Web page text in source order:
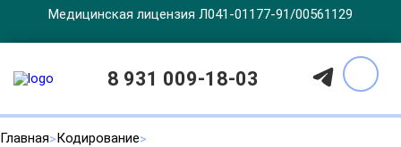
Медицинская лицензия Л041-01177-91/00561129
8 931 009-18-03
Главная Кодирование